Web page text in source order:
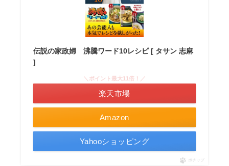
伝説の家政婦 沸騰ワード10レシピ [ タサン 志麻
]
Amazon
＼ポイント最大11倍！／
楽天市場
Yahooショッピング
ポチップ